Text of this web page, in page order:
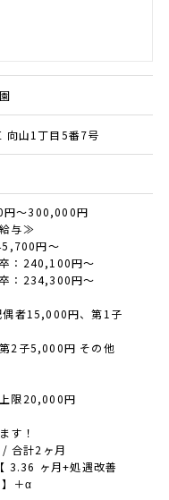
向山1丁目5番7号
～300,000円
与≫
円～
：240,100円～
：234,300円～
者15,000円、第1子
円 その他
限20,000円
す！
合計2ヶ月
3.36 ヶ月+処遇改善
＋α